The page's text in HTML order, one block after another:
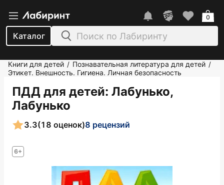
Каталог
0
Книги для детей / Познавательная литература для детей /
Этикет. Внешность. Гигиена. Личная безопасность
ПДД для детей: Лабунько,
Лабунько
6+
3.3(18 оценок)8 рецензий